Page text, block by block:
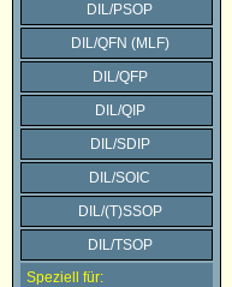
DIL/PSOP
DIL/QFN (MLF)
DIL/QFP
DIL/QIP
DIL/SDIP
DIL/SOIC
DIL/(T)SSOP
DIL/TSOP
Speziell für: